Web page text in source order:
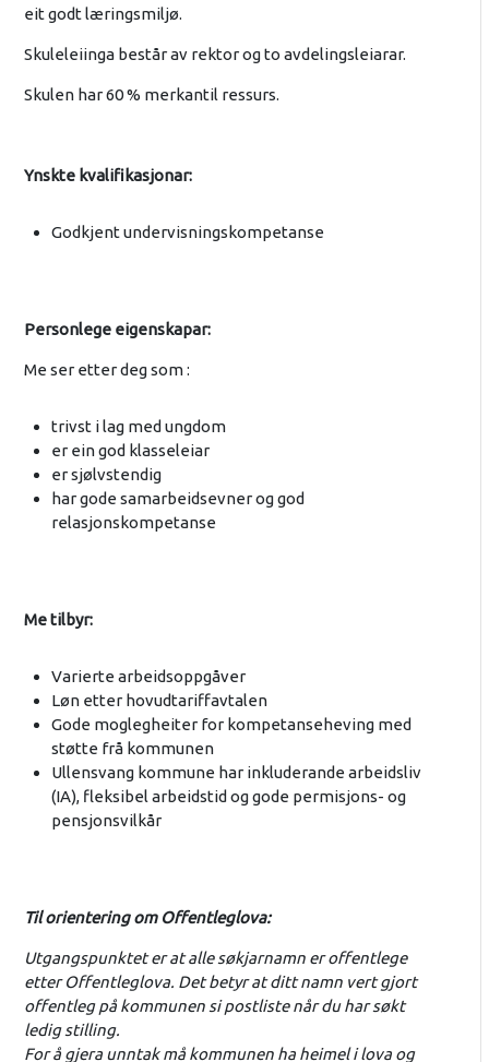
eit godt læringsmiljø.
Skuleleiinga består av rektor og to avdelingsleiarar.
Skulen har 60 % merkantil ressurs.
Ynskte kvalifikasjonar:
Godkjent undervisningskompetanse
Personlege eigenskapar:
Me ser etter deg som :
trivst i lag med ungdom
er ein god klasseleiar
er sjølvstendig
har gode samarbeidsevner og god
relasjonskompetanse
Me tilbyr:
Varierte arbeidsoppgåver
Løn etter hovudtariffavtalen
Gode moglegheiter for kompetanseheving med
støtte frå kommunen
Ullensvang kommune har inkluderande arbeidsliv
(IA), fleksibel arbeidstid og gode permisjons- og
pensjonsvilkår
Til orientering om Offentleglova:
Utgangspunktet er at alle søkjarnamn er offentlege
etter Offentleglova. Det betyr at ditt namn vert gjort
offentleg på kommunen si postliste når du har søkt
ledig stilling.
For å gjera unntak må kommunen ha heimel i lova og